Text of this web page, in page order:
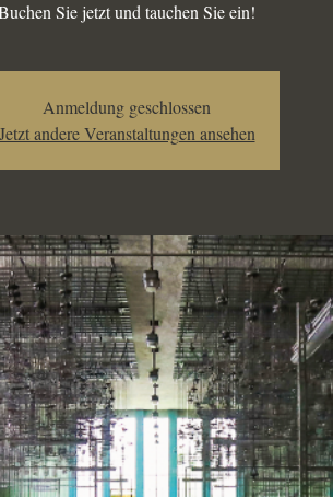
Sie jetzt und tauchen Sie ein!
Anmeldung geschlossen
Jetzt andere Veranstaltungen ansehen